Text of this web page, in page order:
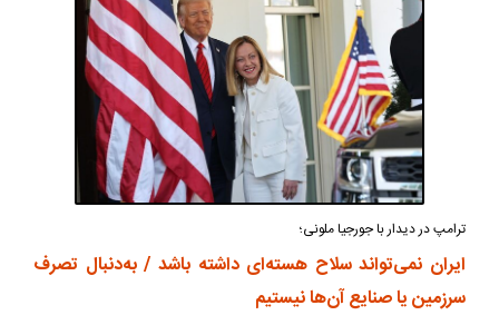
ترامپ در دیدار با جورجیا ملونی؛
ایران نمی‌تواند سلاح هسته‌ای داشته باشد / به‌دنبال تصرف
سرزمین یا صنایع آن‌ها نیستیم